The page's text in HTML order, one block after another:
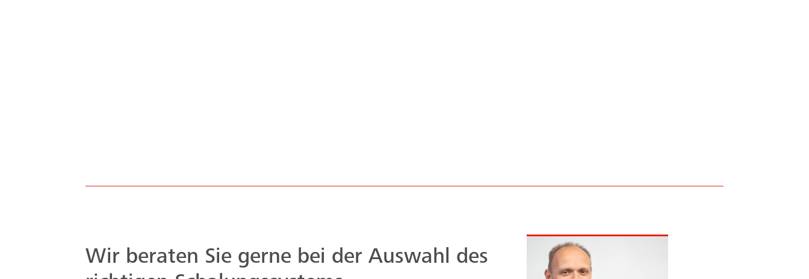
Wir beraten Sie gerne bei der Auswahl des